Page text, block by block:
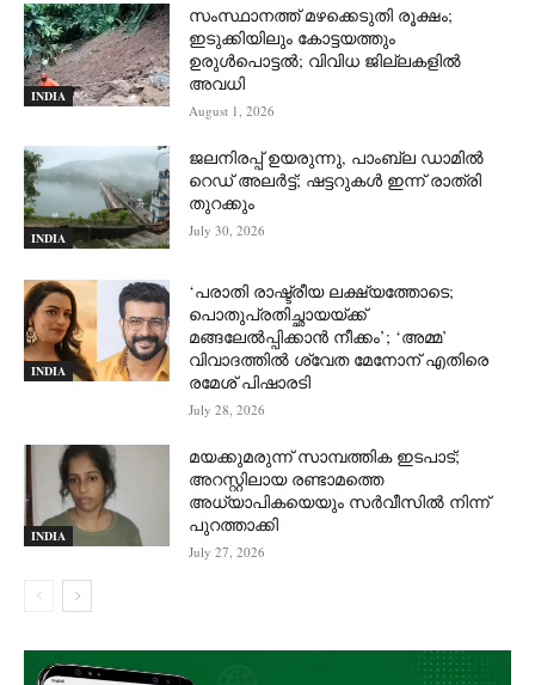
INDIA
സംസ്ഥാനത്ത് മഴക്കെടുതി രൂക്ഷം;
ഇടുക്കിയിലും കോട്ടയത്തും
ഉരുള്‍പൊട്ടല്‍; വിവിധ ജില്ലകളില്‍
അവധി
August 1, 2026
INDIA
ജലനിരപ്പ് ഉയരുന്നു, പാംബ്ല ഡാമിൽ
റെഡ് അലർട്ട്; ഷട്ടറുകൾ ഇന്ന് രാത്രി
തുറക്കും
July 30, 2026
INDIA
‘പരാതി രാഷ്ട്രീയ ലക്ഷ്യത്തോടെ;
പൊതുപ്രതിച്ഛായയ്ക്ക്
മങ്ങലേല്‍പ്പിക്കാന്‍ നീക്കം’; ‘അമ്മ’
വിവാദത്തില്‍ ശ്വേത മേനോന് എതിരെ
രമേശ് പിഷാരടി
July 28, 2026
INDIA
മയക്കുമരുന്ന് സാമ്പത്തിക ഇടപാട്;
അറസ്റ്റിലായ രണ്ടാമത്തെ
അധ്യാപികയെയും സർവീസിൽ നിന്ന്
പുറത്താക്കി
July 27, 2026